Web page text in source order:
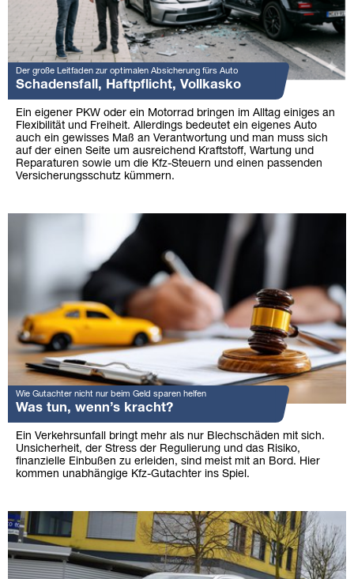
Der große Leitfaden zur optimalen Absicherung fürs Auto
Schadensfall, Haftpflicht, Vollkasko
Ein eigener PKW oder ein Motorrad bringen im Alltag einiges an
Flexibilität und Freiheit. Allerdings bedeutet ein eigenes Auto
auch ein gewisses Maß an Verantwortung und man muss sich
auf der einen Seite um ausreichend Kraftstoff, Wartung und
Reparaturen sowie um die Kfz-Steuern und einen passenden
Versicherungsschutz kümmern.
Wie Gutachter nicht nur beim Geld sparen helfen
Was tun, wenn’s kracht?
Ein Verkehrsunfall bringt mehr als nur Blechschäden mit sich.
Unsicherheit, der Stress der Regulierung und das Risiko,
finanzielle Einbußen zu erleiden, sind meist mit an Bord. Hier
kommen unabhängige Kfz-Gutachter ins Spiel.